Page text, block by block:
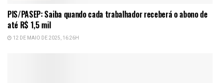
PIS/PASEP: Saiba quando cada trabalhador receberá o abono de
até R$ 1,5 mil
12 DE MAIO DE 2025, 16:26H